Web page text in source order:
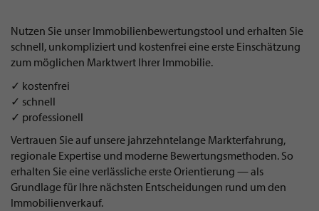
Nutzen Sie unser Immobilienbewertungstool und erhalten Sie
schnell, unkompliziert und kostenfrei eine erste Einschätzung
zum möglichen Marktwert Ihrer Immobilie.
✓ kostenfrei
✓ schnell
✓ professionell
Vertrauen Sie auf unsere jahrzehntelange Markterfahrung,
regionale Expertise und moderne Bewertungsmethoden. So
erhalten Sie eine verlässliche erste Orientierung — als
Grundlage für Ihre nächsten Entscheidungen rund um den
Immobilienverkauf.